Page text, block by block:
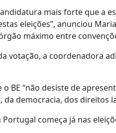
mais forte que a
eleições”, anunciou
máximo entre
votação, a coordenadora
BE “não desiste de
democracia, dos direitos
começa já nas